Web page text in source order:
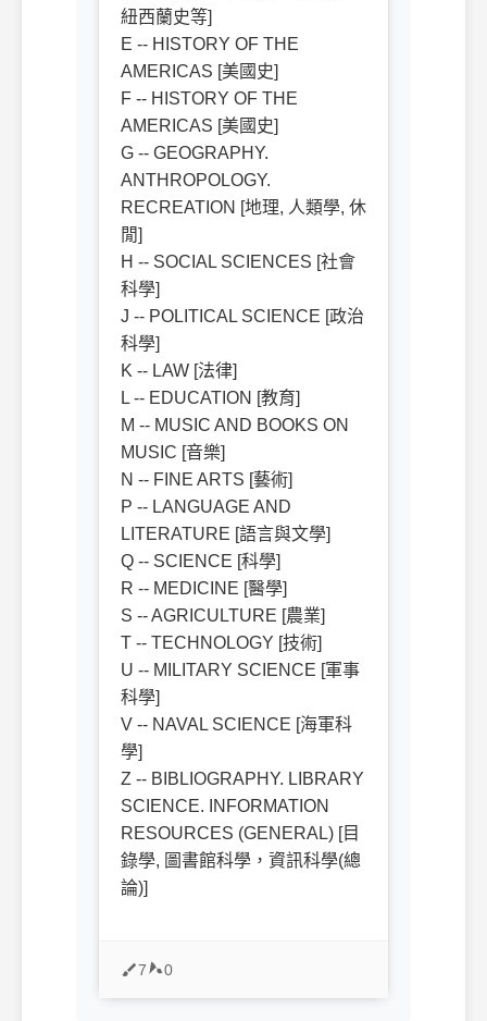
紐西蘭史等]
E -- HISTORY OF THE
AMERICAS [美國史]
F -- HISTORY OF THE
AMERICAS [美國史]
G -- GEOGRAPHY.
ANTHROPOLOGY.
RECREATION [地理, 人類學, 休
閒]
H -- SOCIAL SCIENCES [社會
科學]
J -- POLITICAL SCIENCE [政治
科學]
K -- LAW [法律]
L -- EDUCATION [教育]
M -- MUSIC AND BOOKS ON
MUSIC [音樂]
N -- FINE ARTS [藝術]
P -- LANGUAGE AND
LITERATURE [語言與文學]
Q -- SCIENCE [科學]
R -- MEDICINE [醫學]
S -- AGRICULTURE [農業]
T -- TECHNOLOGY [技術]
U -- MILITARY SCIENCE [軍事
科學]
V -- NAVAL SCIENCE [海軍科
學]
Z -- BIBLIOGRAPHY. LIBRARY
SCIENCE. INFORMATION
RESOURCES (GENERAL) [目
錄學, 圖書館科學，資訊科學(總
論)]
7 0